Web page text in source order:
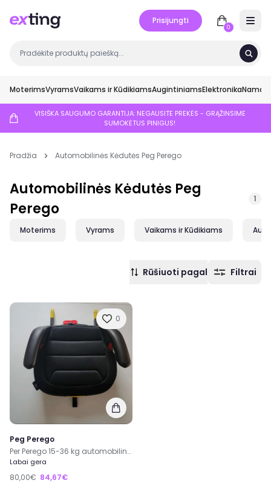
Prisijungti
0
MoterimsVyramsVaikams ir KūdikiamsAugintiniamsElektronikaNamai
VISIŠKA SAUGUMO GARANTIJA: NEGAUSITE PREKĖS - GRĄŽINSIME
SUMOKĖTUS PINIGUS!
Pradžia Automobilinės Kėdutės Peg Perego
Automobilinės Kėdutės Peg
Perego
1
Moterims Vyrams Vaikams ir Kūdikiams
Rūšiuoti pagal Filtrai
0
Peg Perego
Per Perego 15-36 kg automobilinė kėdutė
Labai gera
80,00€ 84,67€